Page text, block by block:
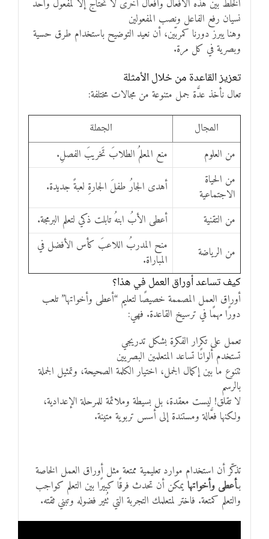
الخلط بين هذه الأفعال وأفعال أخرى لا تحتاج إلا لمفعول واحد
نسيان رفع الفاعل ونصب المفعولين
وهنا يبرز دورنا كمربّين، أن نعيد التوضيح باستخدام طرق حسية
وبصرية في كل مرة.
تعزيز القاعدة من خلال الأمثلة
تعال نأخذ عدَّة جمل متنوعة من مجالات مختلفة:
المجال الجملة
من العلوم
منع المعلمُ الطلابَ تَخريبَ الفصلِ.
من الحياة
الاجتماعية
أهدى الجارُ طفلَ الجارةِ لعبةً جديدة.
من التقنية
أعطى الأبُ ابنهُ تابلت ذكي لتعلم البرمجة.
من الرياضة
منح المدربُ اللاعبَ كأس الأفضل في
المباراة.
كيف تساعد أوراق العمل في هذا؟
أوراق العمل المصممة خصيصًا لتعليم “أعطى وأخواتها” تلعب
دورًا مهمًا في ترسيخ القاعدة. فهي:
تعمل على تكرار الفكرة بشكل تدريجي
تستخدم ألوانًا تساعد المتعلمين البصريين
تتنوع ما بين إكمال الجمل، اختيار الكلمة الصحيحة، وتمثيل الجملة
بالرسم
لا تقلق! ليست معقدة، بل بسيطة وملائمة للمرحلة الإعدادية،
ولكنها فعَّالة ومستندة إلى أسس تربوية متينة.
تذكّر أن استخدام موارد تعليمية ممتعة مثل أوراق العمل الخاصة
بـأعطى وأخواتهايمكن أن تحدث فرقًا كبيرًا بين التعلم كواجب
والتعلم كمتعة. فاختر لمتعلمك التجربة التي تُثير فضوله وتبني ثقته.